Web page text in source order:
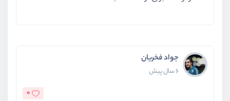
جواد فخریان
6 سال پیش
0